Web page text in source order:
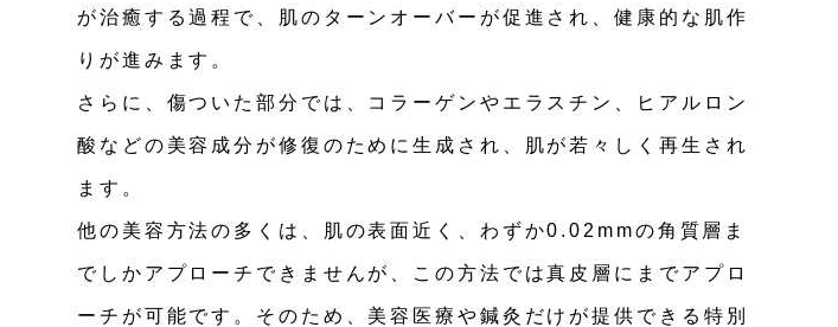
が治癒する過程で、肌のターンオーバーが促進され、健康的な肌作
りが進みます。
さらに、傷ついた部分では、コラーゲンやエラスチン、ヒアルロン
酸などの美容成分が修復のために生成され、肌が若々しく再生され
ます。
他の美容方法の多くは、肌の表面近く、わずか0.02mmの角質層ま
でしかアプローチできませんが、この方法では真皮層にまでアプロ
ーチが可能です。そのため、美容医療や鍼灸だけが提供できる特別